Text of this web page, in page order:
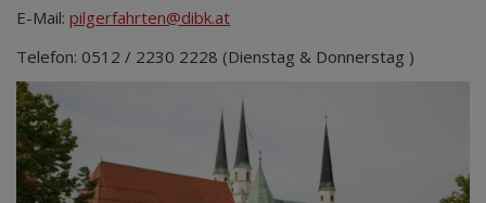
E-Mail: pilgerfahrten@dibk.at
Telefon: 0512 / 2230 2228 (Dienstag & Donnerstag )